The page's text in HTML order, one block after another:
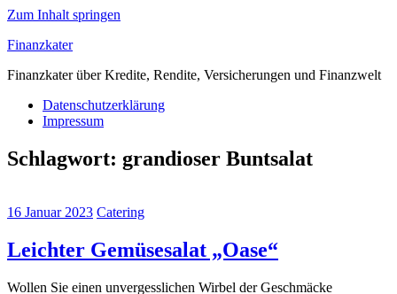
Zum Inhalt springen
Finanzkater
Finanzkater über Kredite, Rendite, Versicherungen und Finanzwelt
Datenschutzerklärung
Impressum
Schlagwort: grandioser Buntsalat
16 Januar 2023 Catering
Leichter Gemüsesalat „Oase“
Wollen Sie einen unvergesslichen Wirbel der Geschmäcke